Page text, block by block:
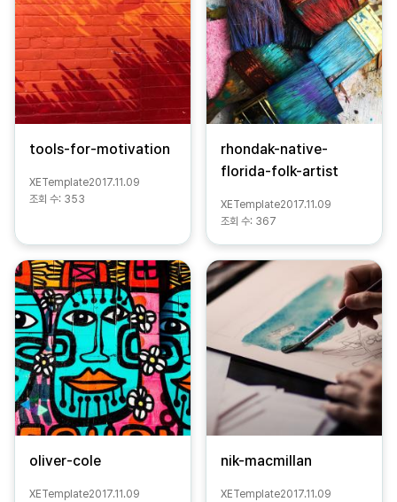
tools-for-motivation
XETemplate2017.11.09
조회 수: 353
rhondak-native-
florida-folk-artist
XETemplate2017.11.09
조회 수: 367
oliver-cole
XETemplate2017.11.09
nik-macmillan
XETemplate2017.11.09